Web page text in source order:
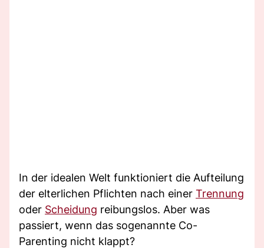
In der idealen Welt funktioniert die Aufteilung
der elterlichen Pflichten nach einer Trennung
oder Scheidung reibungslos. Aber was
passiert, wenn das sogenannte Co-
Parenting nicht klappt?